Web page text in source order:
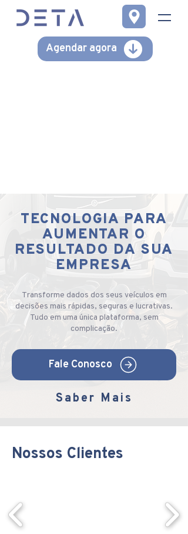
Agendar agora
TECNOLOGIA PARA
AUMENTAR O
RESULTADO DA SUA
EMPRESA
Transforme dados dos seus veículos em
decisões mais rápidas, seguras e lucrativas.
Tudo em uma única plataforma, sem
complicação.
Fale Conosco
Saber Mais
Nossos Clientes